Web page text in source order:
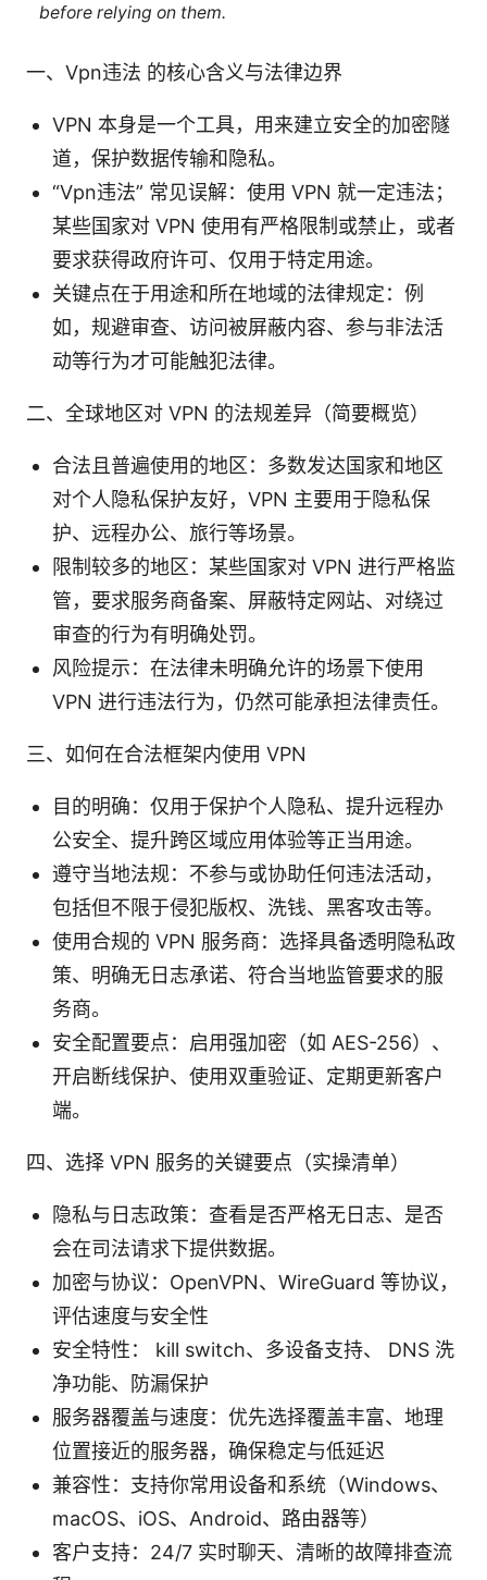
before relying on them.
一、Vpn违法 的核心含义与法律边界
VPN 本身是一个工具，用来建立安全的加密隧
道，保护数据传输和隐私。
“Vpn违法” 常见误解：使用 VPN 就一定违法；
某些国家对 VPN 使用有严格限制或禁止，或者
要求获得政府许可、仅用于特定用途。
关键点在于用途和所在地域的法律规定：例
如，规避审查、访问被屏蔽内容、参与非法活
动等行为才可能触犯法律。
二、全球地区对 VPN 的法规差异（简要概览）
合法且普遍使用的地区：多数发达国家和地区
对个人隐私保护友好，VPN 主要用于隐私保
护、远程办公、旅行等场景。
限制较多的地区：某些国家对 VPN 进行严格监
管，要求服务商备案、屏蔽特定网站、对绕过
审查的行为有明确处罚。
风险提示：在法律未明确允许的场景下使用
VPN 进行违法行为，仍然可能承担法律责任。
三、如何在合法框架内使用 VPN
目的明确：仅用于保护个人隐私、提升远程办
公安全、提升跨区域应用体验等正当用途。
遵守当地法规：不参与或协助任何违法活动，
包括但不限于侵犯版权、洗钱、黑客攻击等。
使用合规的 VPN 服务商：选择具备透明隐私政
策、明确无日志承诺、符合当地监管要求的服
务商。
安全配置要点：启用强加密（如 AES-256）、
开启断线保护、使用双重验证、定期更新客户
端。
四、选择 VPN 服务的关键要点（实操清单）
隐私与日志政策：查看是否严格无日志、是否
会在司法请求下提供数据。
加密与协议：OpenVPN、WireGuard 等协议，
评估速度与安全性
安全特性： kill switch、多设备支持、 DNS 洗
净功能、防漏保护
服务器覆盖与速度：优先选择覆盖丰富、地理
位置接近的服务器，确保稳定与低延迟
兼容性：支持你常用设备和系统（Windows、
macOS、iOS、Android、路由器等）
客户支持：24/7 实时聊天、清晰的故障排查流